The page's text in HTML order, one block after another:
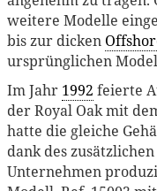
weitere Modelle
bis zur dicken
ursprünglichen
Im Jahr 1992 feierte
der Royal Oak mit
hatte die gleiche
dank des zusätzlichen
Unternehmen